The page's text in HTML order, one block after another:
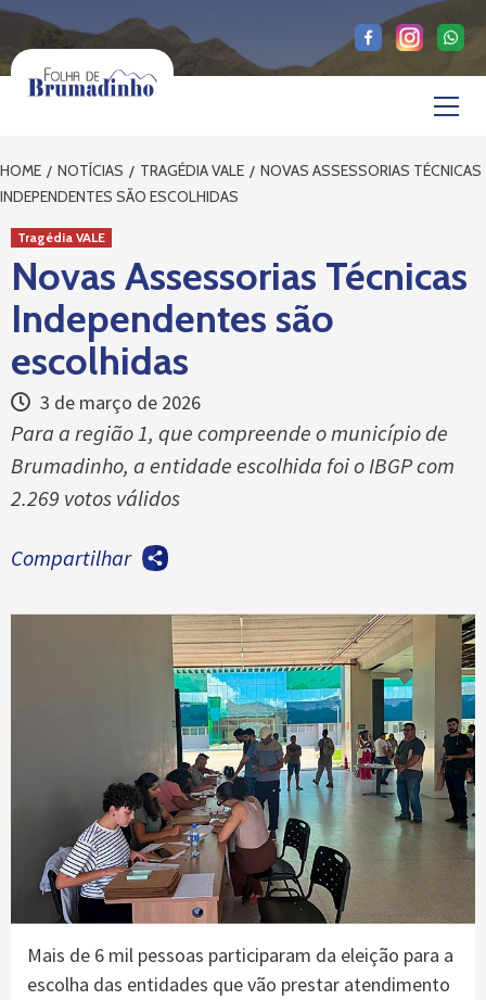
Skip
content
HOME NOTÍCIAS TRAGÉDIA VALE
NOVAS ASSESSORIAS TÉCNICAS
INDEPENDENTES SÃO ESCOLHIDAS
Tragédia VALE
Novas Assessorias Técnicas
Independentes são
escolhidas
3 de março de 2026
Para a região 1, que compreende o município de
Brumadinho, a entidade escolhida foi o IBGP com
2.269 votos válidos
Compartilhar
Mais de 6 mil pessoas participaram da eleição para a
escolha das entidades que vão prestar atendimento